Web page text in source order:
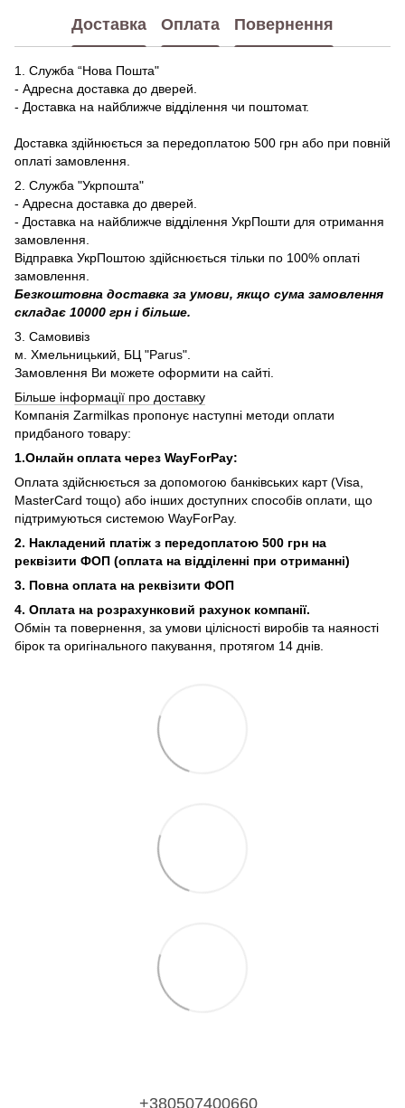
Доставка Оплата Повернення
1. Служба “Нова Пошта"
- Адресна доставка до дверей.
- Доставка на найближче відділення чи поштомат.
Доставка здійнюється за передоплатою 500 грн або при повній
оплаті замовлення.
2. Служба "Укрпошта"
- Адресна доставка до дверей.
- Доставка на найближче відділення УкрПошти для отримання
замовлення.
Відправка УкрПоштою здійснюється тільки по 100% оплаті
замовлення.
Безкоштовна доставка за умови, якщо сума замовлення
складає 10000 грн і більше.
3. Самовивіз
м. Хмельницький, БЦ "Parus".
Замовлення Ви можете оформити на сайті.
Більше інформації про доставку
Компанія Zarmilkas пропонує наступні методи оплати
придбаного товару:
1.Онлайн оплата через WayForPay:
Оплата здійснюється за допомогою банківських карт (Visa,
MasterCard тощо) або інших доступних способів оплати, що
підтримуються системою WayForPay.
2. Накладений платіж з передоплатою 500 грн на
реквізити ФОП (оплата на відділенні при отриманні)
3. Повна оплата на реквізити ФОП
4. Оплата на розрахунковий рахунок компанії.
Обмін та повернення, за умови цілісності виробів та наяності
бірок та оригінального пакування, протягом 14 днів.
+380507400660